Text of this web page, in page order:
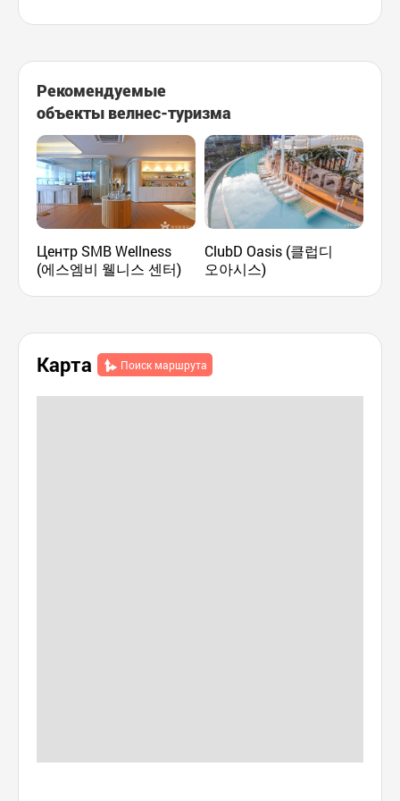
Рекомендуемые
объекты велнес-туризма
Центр SMB Wellness
(에스엠비 웰니스 센터)
ClubD Oasis (클럽디
오아시스)
Карта Поиск маршрута